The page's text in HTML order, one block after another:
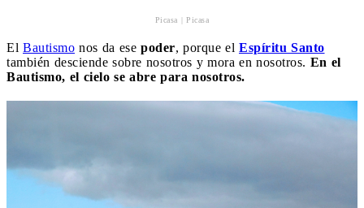
Picasa | Picasa
El Bautismo nos da ese poder, porque el Espíritu Santo
también desciende sobre nosotros y mora en nosotros. En el
Bautismo, el cielo se abre para nosotros.